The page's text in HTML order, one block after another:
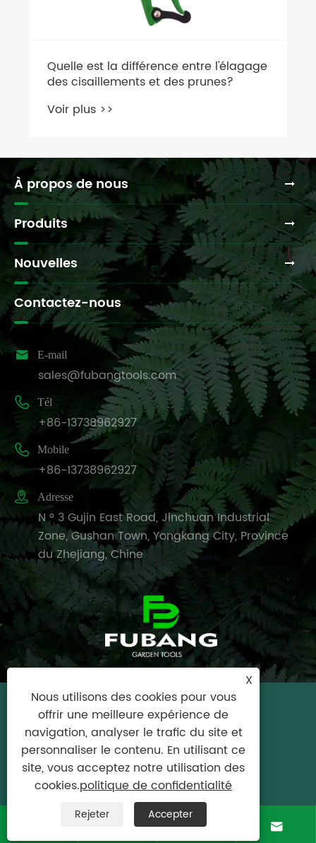
Quelle est la différence entre l'élagage
des cisaillements et des prunes?
Voir plus >>
À propos de nous
Produits
Nouvelles
Contactez-nous
 E-mail
sales@fubangtools.com
 Tél
+86-13738962927
 Mobile
+86-13738962927
 Adresse
N ° 3 Gujin East Road, Jinchuan Industrial
Zone, Gushan Town, Yongkang City, Province
du Zhejiang, Chine
Copyright © 2024 Yongkang City Fubang
Garden Tools Tools Tous droits réservés.
Links|Sitemap |RSS|XML|politique de
confidentialité
 
X
Nous utilisons des cookies pour vous
offrir une meilleure expérience de
navigation, analyser le trafic du site et
personnaliser le contenu. En utilisant ce
site, vous acceptez notre utilisation des
cookies.politique de confidentialité
Rejeter Accepter